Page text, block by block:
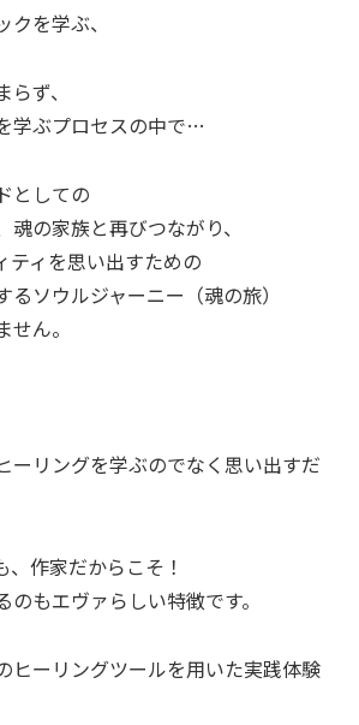
を学ぶ、
ず、
学ぶプロセスの中で…
としての
の家族と再びつながり、
ティを思い出すための
ソウルジャーニー（魂の旅）
ん。
ーリングを学ぶのでなく思い出すだ
作家だからこそ！
もエヴァらしい特徴です。
ヒーリングツールを用いた実践体験